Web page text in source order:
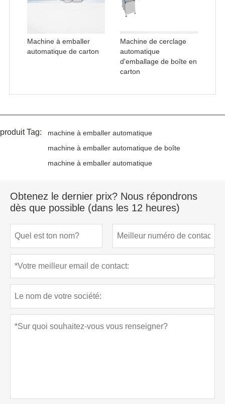
Machine à emballer
automatique de carton
Machine de cerclage
automatique
d'emballage de boîte en
carton
produit Tag:
machine à emballer automatique
machine à emballer automatique de boîte
machine à emballer automatique
Obtenez le dernier prix? Nous répondrons
dès que possible (dans les 12 heures)